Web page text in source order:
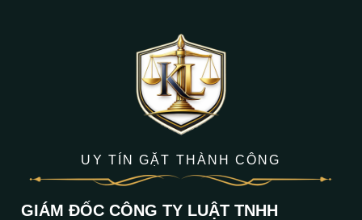
UY TÍN GẶT THÀNH CÔNG
GIÁM ĐỐC CÔNG TY LUẬT TNHH